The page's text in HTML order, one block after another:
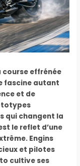
course effrénée
fascine autant
et de
qui changent la
le reflet d’une
Engins
et pilotes
cultive ses